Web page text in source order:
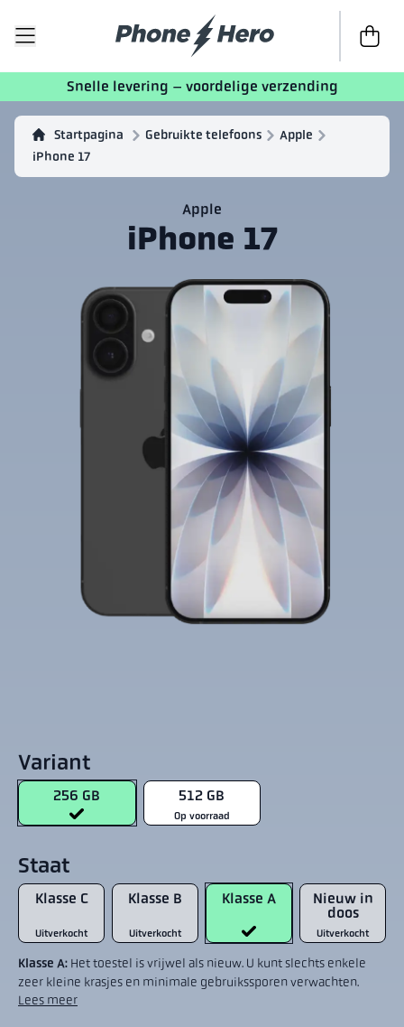
Naar
Snelle levering – voordelige verzending
Startpagina Gebruikte telefoons
Apple
iPhone 17
Apple
iPhone 17
Variant
256 GB 512 GB
Op voorraad
Staat
Klasse C
Uitverkocht
Klasse B
Uitverkocht
Klasse A
Nieuw in
doos
Uitverkocht
Klasse A: Het toestel is vrijwel als nieuw. U kunt slechts enkele
zeer kleine krasjes en minimale gebruikssporen verwachten.
Lees meer